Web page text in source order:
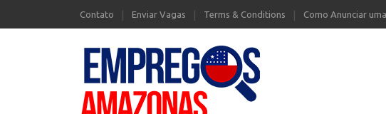
Contato Enviar Vagas Terms & Conditions Como Anunciar